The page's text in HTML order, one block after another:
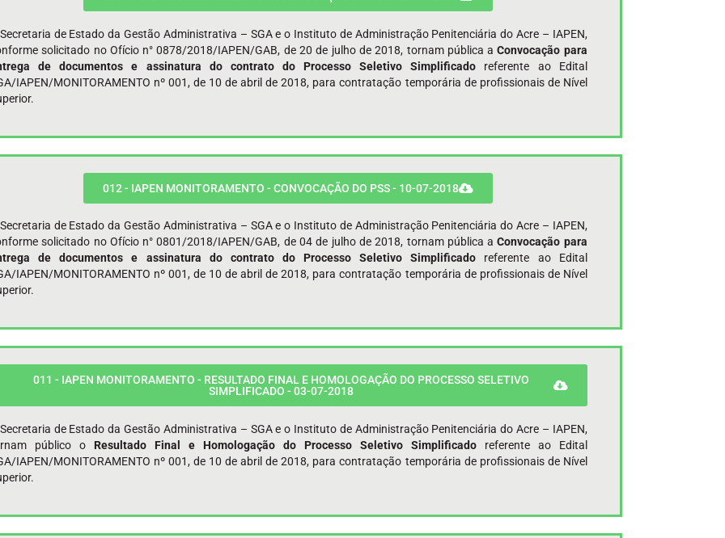
de Estado da Gestão Administrativa – SGA e o Instituto de Administração Penitenciária do Acre – IAPEN,
solicitado no Ofício n° 0878/2018/IAPEN/GAB, de 20 de julho de 2018, tornam pública a Convocação para
de documentos e assinatura do contrato do Processo Seletivo Simplificado referente ao Edital
IAPEN/MONITORAMENTO nº 001, de 10 de abril de 2018, para contratação temporária de profissionais de Nível
012 - IAPEN MONITORAMENTO - CONVOCAÇÃO DO PSS - 10-07-2018
de Estado da Gestão Administrativa – SGA e o Instituto de Administração Penitenciária do Acre – IAPEN,
solicitado no Ofício n° 0801/2018/IAPEN/GAB, de 04 de julho de 2018, tornam pública a Convocação para
de documentos e assinatura do contrato do Processo Seletivo Simplificado referente ao Edital
IAPEN/MONITORAMENTO nº 001, de 10 de abril de 2018, para contratação temporária de profissionais de Nível
011 - IAPEN MONITORAMENTO - RESULTADO FINAL E HOMOLOGAÇÃO DO PROCESSO SELETIVO
SIMPLIFICADO - 03-07-2018
de Estado da Gestão Administrativa – SGA e o Instituto de Administração Penitenciária do Acre – IAPEN,
público oResultado Final e Homologação do Processo Seletivo Simplificado referente ao Edital
IAPEN/MONITORAMENTO nº 001, de 10 de abril de 2018, para contratação temporária de profissionais de Nível